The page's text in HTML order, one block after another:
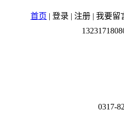
首页 | 登录 | 注册 | 我要留
0317-